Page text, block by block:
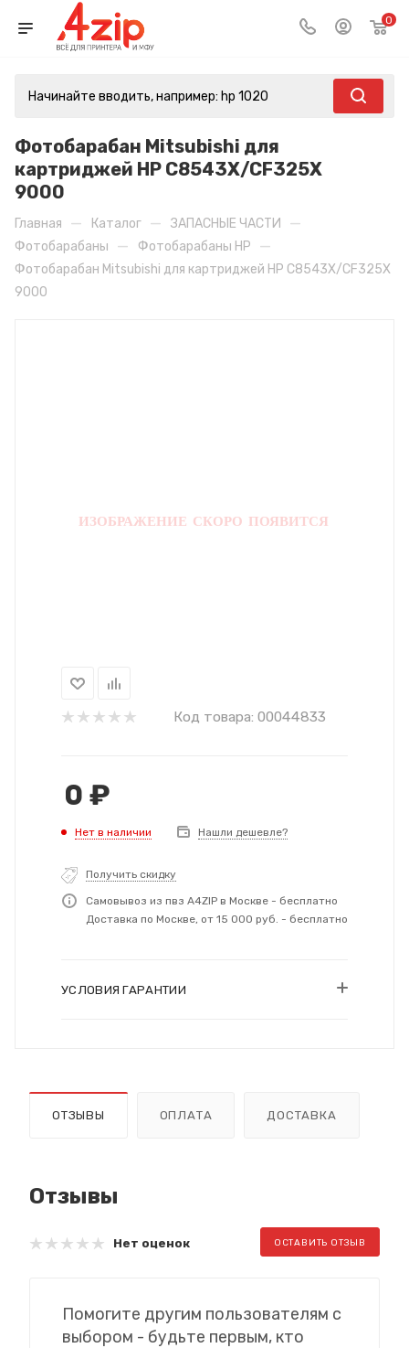
0
Фотобарабан Mitsubishi для
картриджей HP C8543X/CF325X
9000
Главная — Каталог — ЗАПАСНЫЕ ЧАСТИ —
Фотобарабаны — Фотобарабаны HP —
Фотобарабан Mitsubishi для картриджей HP C8543X/CF325X
9000
Код товара: 00044833
0 ₽
Нет в наличии Нашли дешевле?
Получить скидку
Самовывоз из пвз A4ZIP в Москве - бесплатно
Доставка по Москве, от 15 000 руб. - бесплатно
УСЛОВИЯ ГАРАНТИИ
ОТЗЫВЫ ОПЛАТА ДОСТАВКА
Отзывы
Нет оценок ОСТАВИТЬ ОТЗЫВ
Помогите другим пользователям с
выбором - будьте первым, кто